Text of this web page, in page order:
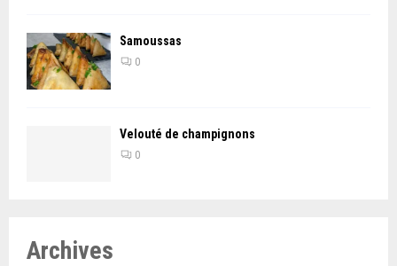
Samoussas
0
Velouté de champignons
0
Archives